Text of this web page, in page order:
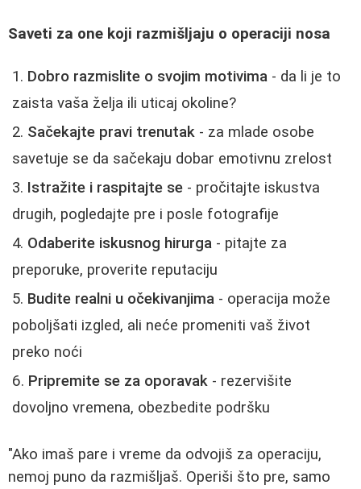
Saveti za one koji razmišljaju o operaciji nosa
Dobro razmislite o svojim motivima - da li je to
zaista vaša želja ili uticaj okoline?
Sačekajte pravi trenutak - za mlade osobe
savetuje se da sačekaju dobar emotivnu zrelost
Istražite i raspitajte se - pročitajte iskustva
drugih, pogledajte pre i posle fotografije
Odaberite iskusnog hirurga - pitajte za
preporuke, proverite reputaciju
Budite realni u očekivanjima - operacija može
poboljšati izgled, ali neće promeniti vaš život
preko noći
Pripremite se za oporavak - rezervišite
dovoljno vremena, obezbedite podršku
"Ako imaš pare i vreme da odvojiš za operaciju,
nemoj puno da razmišljaš. Operiši što pre, samo